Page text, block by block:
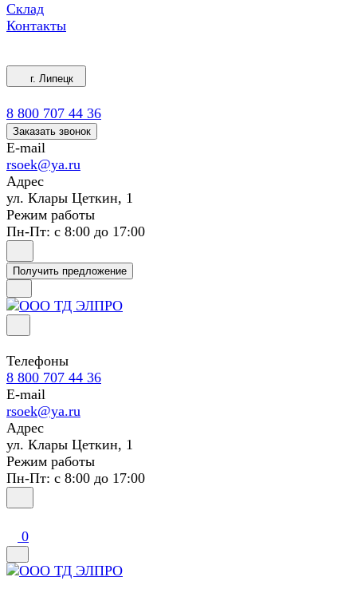
Склад
Контакты
г. Липецк
8 800 707 44 36
Заказать звонок
E-mail
rsoek@ya.ru
Адрес
ул. Клары Цеткин, 1
Режим работы
Пн-Пт: с 8:00 до 17:00
Получить предложение
Телефоны
8 800 707 44 36
E-mail
rsoek@ya.ru
Адрес
ул. Клары Цеткин, 1
Режим работы
Пн-Пт: с 8:00 до 17:00
0